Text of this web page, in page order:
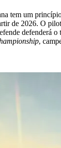
tem um
de 2026. O
defenderá
,